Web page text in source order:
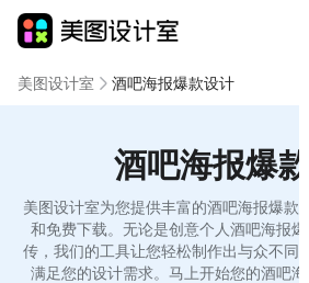
美图设计室 酒吧海报爆款设计
酒吧海报爆款
美图设计室为您提供丰富的酒吧海报爆款
和免费下载。无论是创意个人酒吧海报
传，我们的工具让您轻松制作出与众不同
满足您的设计需求。马上开始您的酒吧